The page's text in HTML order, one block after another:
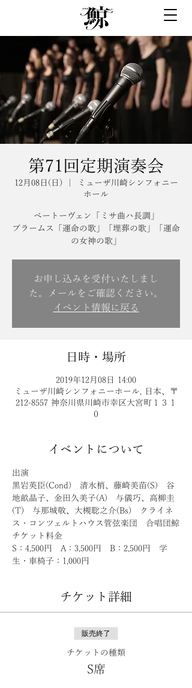
第71回定期演奏会
12月08日(日)
ミューザ川崎シンフォニー
ホール
ベートーヴェン「ミサ曲ハ長調」
ブラームス「運命の歌」「埋葬の歌」「運命
の女神の歌」
お申し込みを受付いたしまし
た。メールをご確認ください。
イベント情報に戻る
日時・場所
2019年12月08日 14:00
ミューザ川崎シンフォニーホール, 日本、〒
212-8557 神奈川県川崎市幸区大宮町１３１
０
イベントについて
黒岩英臣(Cond)　清水梢、藤崎美苗(S)　谷
地畝晶子、金田久美子(A)　与儀巧、高柳圭
(T)　与那城敬、大槻聡之介(Bs)　クライネ
S：4,500円　A：3,500円　B：2,500円　学
生・車椅子：1,000円
チケット詳細
販売終了
チケットの種類
S席